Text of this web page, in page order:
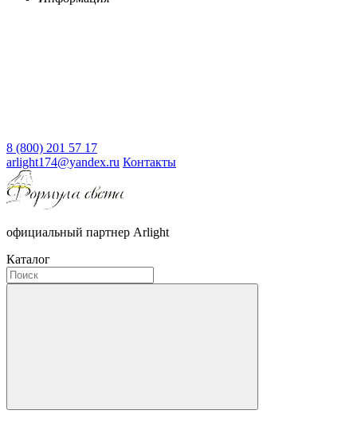
8 (800) 201 57 17
arlight174@yandex.ru Контакты
официальный партнер Arlight
Каталог